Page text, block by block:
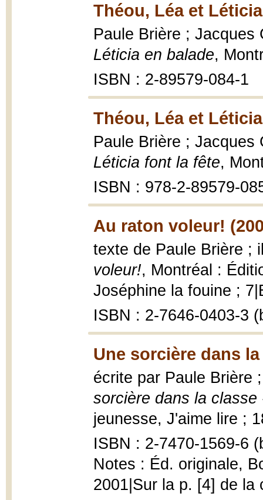
Théou, Léa et
Paule Brière ;
Léticia en balade,
ISBN : 2-89579-084-1
Théou, Léa et
Paule Brière ;
Léticia font la fête,
ISBN : 978-2-89579-
Au raton voleur!
texte de Paule Brière ;
voleur!, Montréal :
Joséphine la fouine ;
ISBN : 2-7646-0403-3
Une sorcière dans
écrite par Paule Brière
sorcière dans la classe
jeunesse, J'aime lire ;
ISBN : 2-7470-1569-6
Notes : Éd. originale,
2001|Sur la p. [4] de la